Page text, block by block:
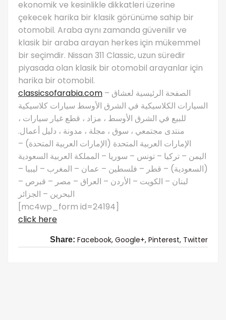
ekonomik ve kesinlikle dikkatleri üzerine
çekecek harika bir klasik görünüme sahip bir
otomobil. Araba aynı zamanda güvenilir ve
klasik bir araba arayan herkes için mükemmel
bir seçimdir. Nissan 311 Classic, uzun süredir
piyasada olan klasik bir otomobil arayanlar için
harika bir otomobil.
classicsofarabia.com – الصفحة الرئيسية لعشاق
السيارات الكلاسيكية في الشرق الأوسط سيارات كلاسيكية
للبيع في الشرق الأوسط ، مزاد ، قطع غيار سيارات ،
منتدى مجتمعي ، سوق ، مجلة ، مدونة ، دليل أعمال.
الإمارات العربية المتحدة (الإمارات العربية المتحدة) –
اليمن – تركيا – تونس – سوريا – المملكة العربية السعودية
(السعودية) – قطر – فلسطين – عمان – المغرب – ليبيا –
لبنان – الكويت – الأردن – العراق – مصر – قبرص –
البحرين – الجزائر
[mc4wp_form id=24194]
click here
Share: Facebook, Google+, Pinterest, Twitter